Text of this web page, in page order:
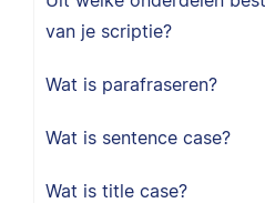
van je scriptie?
Wat is parafraseren?
Wat is sentence case?
Wat is title case?